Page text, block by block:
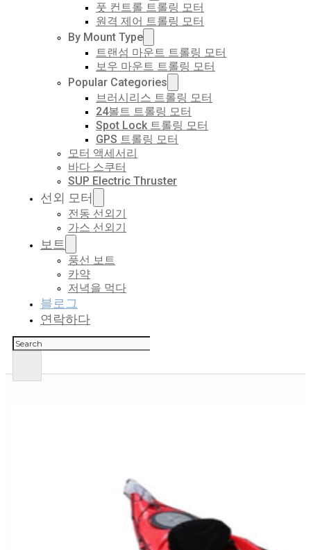
풋 컨트롤 트롤링 모터
원격 제어 트롤링 모터
By Mount Type
트랜섬 마운트 트롤링 모터
보우 마운트 트롤링 모터
Popular Categories
브러시리스 트롤링 모터
24볼트 트롤링 모터
Spot Lock 트롤링 모터
GPS 트롤링 모터
모터 액세서리
바다 스쿠터
SUP Electric Thruster
선외 모터
전동 선외기
가스 선외기
보트
풍선 보트
카약
저녁을 먹다
블로그
연락하다
검
색